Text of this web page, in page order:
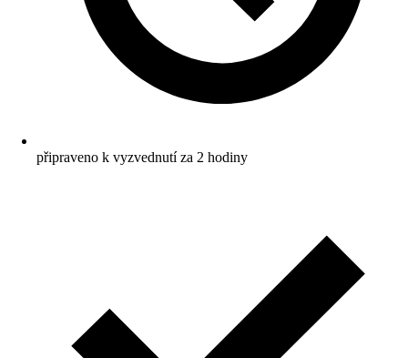
připraveno k vyzvednutí za 2 hodiny